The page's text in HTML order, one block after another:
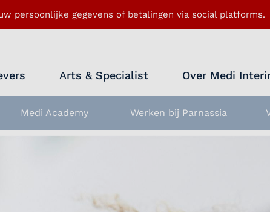
persoonlijke gegevens of betalingen via social platforms.
Arts & Specialist Over Medi
Medi Academy Werken bij Parnassia